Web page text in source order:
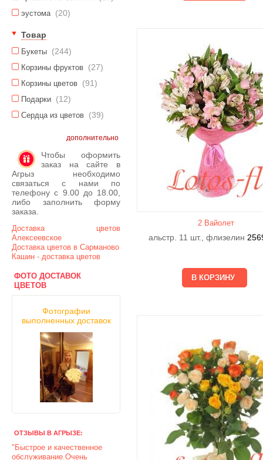
эустома (20)
Товар
Букеты (244)
Корзины фруктов (27)
Корзины цветов (91)
Подарки (12)
Сердца из цветов (39)
дополнительно
Чтобы оформить
заказ на сайте в
Агрыз необходимо
связаться с нами по
телефону с 9.00 до 18.00,
либо заполнить форму
заказа.
Доставка цветов
Алексеевское
Доставка цветов в Сарманово
Кашин - доставка цветов
ФОТО ДОСТАВОК
ЦВЕТОВ
Фотографии
выполненных доставок
ОТЗЫВЫ В АГРЫЗЕ:
"Быстрое и качественное
обслуживание.Очень
2 Вайолет
альстр. 11 шт., флизелин